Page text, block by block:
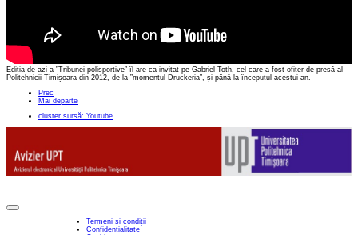
Ediția de azi a ”Tribunei polisportive” îl are ca invitat pe Gabriel Toth, cel care a fost ofițer de presă al
Politehnicii Timișoara din 2012, de la ”momentul Druckeria”, și până la începutul acestui an.
Prec
Mai departe
cluster sursă: Youtube
Termeni și condiții
Confidențialitate